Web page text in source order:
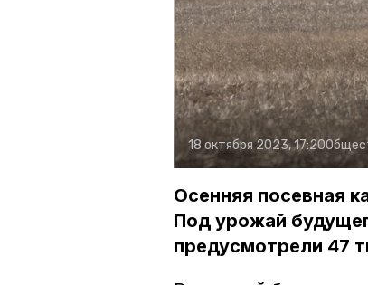
18 октября 2023, 17:20
Осенняя посевная
Под урожай
предусмотрели 47